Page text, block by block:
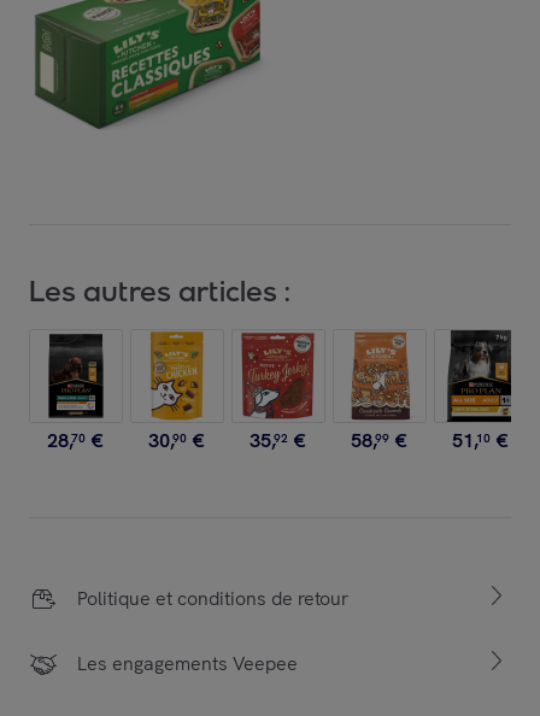
Les autres articles :
28,70 € 30,90 € 35,92 € 58,99 € 51,10 €
Politique et conditions de retour
Les engagements Veepee